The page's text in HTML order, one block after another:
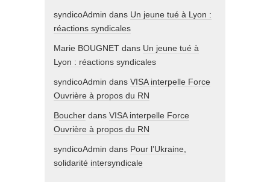
syndicoAdmin dans Un jeune tué à Lyon :
réactions syndicales
Marie BOUGNET dans Un jeune tué à
Lyon : réactions syndicales
syndicoAdmin dans VISA interpelle Force
Ouvrière à propos du RN
Boucher dans VISA interpelle Force
Ouvrière à propos du RN
syndicoAdmin dans Pour l’Ukraine,
solidarité intersyndicale